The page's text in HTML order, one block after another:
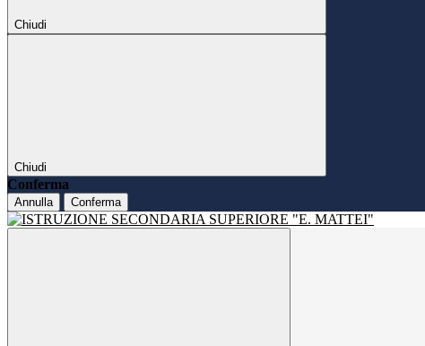
Chiudi
Chiudi
Conferma
Annulla Conferma